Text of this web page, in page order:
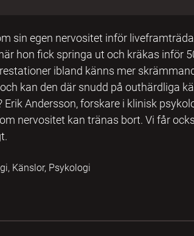
sin egen nervositet inför
hon fick springa ut och kräkas inför
ibland känns mer
kan den där snudd på outhärdliga
Andersson, forskare i klinisk
nervositet kan tränas bort. Vi får
Känslor, Psykologi